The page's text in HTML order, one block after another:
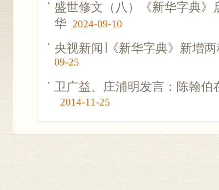
盛世修文（八）《新华字典》
华 2024-09-10
央视新闻∣《新华字典》新增
09-25
卫广益、庄浦明发言：陈翰伯
2014-11-25